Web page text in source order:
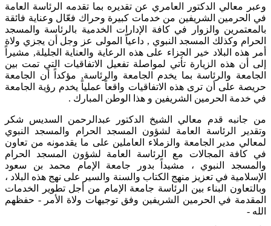
وعبر معالي الدكتور العامري عن تقديره بما تقدمه الرئاسة العامة
في الحرمين الشريفين من خدمات كبيرة وحراك فعّال وعناية فائقة
بالمعتمرين والزوار في كافة الإدارات الخدمية بالرئاسة والمسجد
الحرام وكذلك المسجد النبوي , داعياً المولى عز وجل أن يجزي ولاة
أمر هذه البلاد خير الجزاء على هذه الرعاية والعناية الجليلة, مشيراً
إلى أن هذه الزيارة تأتي لمواصلة تفعيل الاتفاقيات التي تمت بين
الجامعة والرئاسة بما يخدم الجامعة والرئاسة, مؤكداً أن الجامعة
حريصة على أن ترى هذه الاتفاقيات واقعاً عملياً يخدم رؤية الجامعة
في خدمة الحرمين الشريفين و هذا الوطن المبارك .
من جانبه قدم معالي الشيخ الدكتور عبدالرحمن السديس شكر
وتقدير الرئاسة العامة لشؤون المسجد الحرام والمسجد النبوي
لمعالي مدير الجامعة والزملاء العاملين على ما يقدمونه من تعاون
في كافة المجالات مع الرئاسة العامة لشؤون المسجد الحرام
والمسجد النبوي ، مشيداً بدور جامعة الإمام محمد بن سعود
الإسلامية في تعزيز منهج الكتاب والسنة والسير على نهج هذه البلاد ،
وبالتعاون البناء بين الرئاسة جامعة الإمام من أجل تطوير الخدمات
المقدمة في الحرمين الشريفين وفق توجيهات ولاة الأمر - حفظهم
الله -